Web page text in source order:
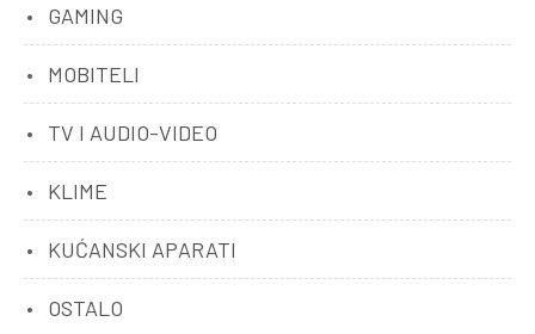
GAMING
MOBITELI
TV I AUDIO-VIDEO
KLIME
KUĆANSKI APARATI
OSTALO